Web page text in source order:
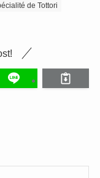
de Tottori